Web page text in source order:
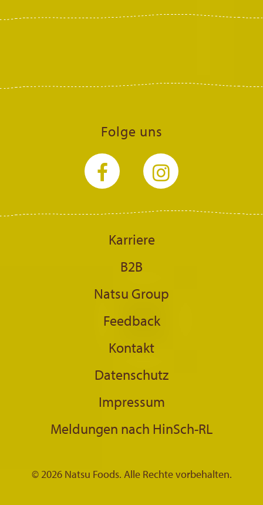
Folge uns
Karriere
B2B
Natsu Group
Feedback
Kontakt
Datenschutz
Impressum
Meldungen nach HinSch-RL
© 2026 Natsu Foods. Alle Rechte vorbehalten.